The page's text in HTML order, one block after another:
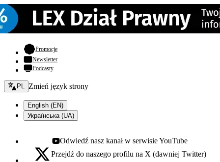
Promocje- otwiera się w nowej karcie
Newsletter
Podcasty
Zmień język - bieżący:
PL Zmień język strony
English (EN)
Українська (UA)
Youtube - otwiera się w nowej karcie
Odwiedź nasz kanał w serwisie YouTube
X - otwiera się w nowej karcie
Przejdź do naszego profilu na X (dawniej Twitter)